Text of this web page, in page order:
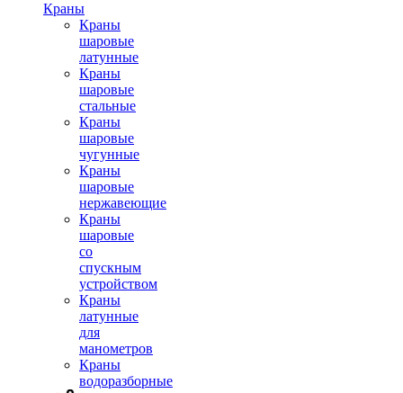
Краны
Краны
шаровые
латунные
Краны
шаровые
стальные
Краны
шаровые
чугунные
Краны
шаровые
нержавеющие
Краны
шаровые
со
спускным
устройством
Краны
латунные
для
манометров
Краны
водоразборные